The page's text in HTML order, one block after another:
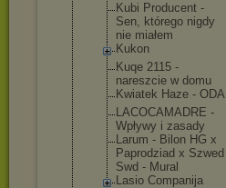
Kubi Producent -
Sen, którego nigdy
nie miałem
Kukon
Kuqe 2115 -
nareszcie w domu
Kwiatek Haze - ODA
LACOCAMADRE -
Wpływy i zasady
Larum - Bilon HG x
Paprodziad x Szwed
Swd - Mural
Lasio Companija